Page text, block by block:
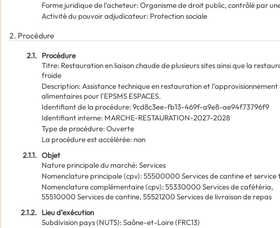
Forme juridique de l’acheteur: Organisme de droit public, contrôlé par
Activité du pouvoir adjudicateur: Protection sociale
2. Procédure
2.1. Procédure
Titre: Restauration en liaison chaude de plusieurs sites ainsi que la
froide
Description: Assistance technique en restauration et
alimentaires pour l’EPSMS ESPACES.
Identifiant de la procédure: 9cd8c3ee-fb13-469f-a9e8-ae94f73796f9
Identifiant interne: MARCHE-RESTAURATION-2027-2028
Type de procédure: Ouverte
La procédure est accélérée: non
2.1.1. Objet
Nature principale du marché: Services
Nomenclature principale(cpv): 55500000 Services de cantine et
Nomenclature complémentaire(cpv): 55330000 Services de cafétéria,
55510000 Services de cantine, 55521200 Services de livraison de repas
2.1.2. Lieu d’exécution
Subdivision pays (NUTS): Saône-et-Loire(FRC13)